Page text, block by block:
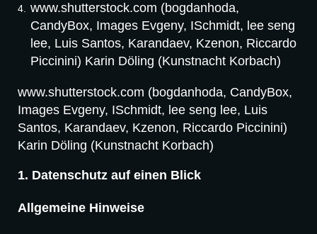
www.shutterstock.com (bogdanhoda,
CandyBox, Images Evgeny, ISchmidt, lee seng
lee, Luis Santos, Karandaev, Kzenon, Riccardo
Piccinini) Karin Döling (Kunstnacht Korbach)
www.shutterstock.com (bogdanhoda, CandyBox,
Images Evgeny, ISchmidt, lee seng lee, Luis
Santos, Karandaev, Kzenon, Riccardo Piccinini)
Karin Döling (Kunstnacht Korbach)
1. Datenschutz auf einen Blick
Allgemeine Hinweise